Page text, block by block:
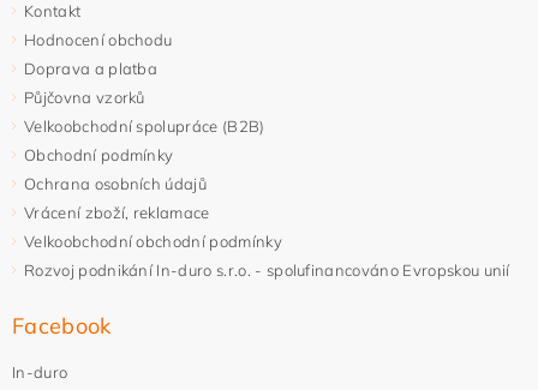
Kontakt
Hodnocení obchodu
Doprava a platba
Půjčovna vzorků
Velkoobchodní spolupráce (B2B)
Obchodní podmínky
Ochrana osobních údajů
Vrácení zboží, reklamace
Velkoobchodní obchodní podmínky
Rozvoj podnikání In-duro s.r.o. - spolufinancováno Evropskou unií
Facebook
In-duro